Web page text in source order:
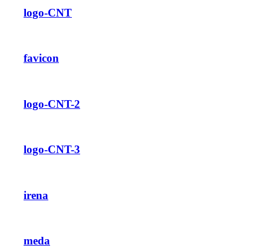
logo-CNT
favicon
logo-CNT-2
logo-CNT-3
irena
meda